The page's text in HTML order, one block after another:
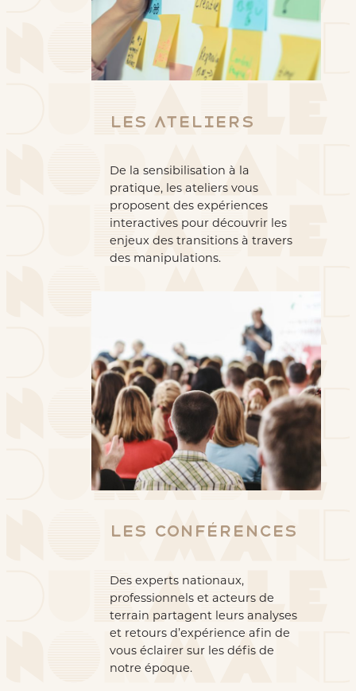
Les ateliers
De la sensibilisation à la
pratique, les ateliers vous
proposent des expériences
interactives pour découvrir les
enjeux des transitions à travers
des manipulations.
Les Conférences
Des experts nationaux,
professionnels et acteurs de
terrain partagent leurs analyses
et retours d’expérience afin de
vous éclairer sur les défis de
notre époque.